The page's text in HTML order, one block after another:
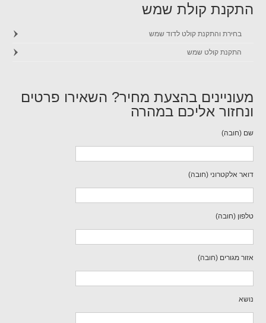
התקנת קולת שמש
בחירת והתקנת קולט לדוד שמש
התקנת קולט שמש
מעוניינים בהצעת מחיר? השאירו פרטים
ונחזור אליכם במהרה
שם (חובה)
דואר אלקטרוני (חובה)
טלפון (חובה)
אזור מגורים (חובה)
נושא